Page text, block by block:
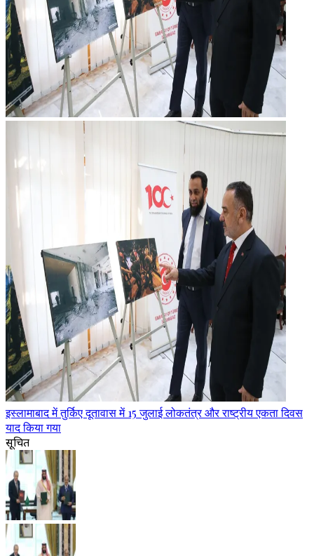
इस्लामाबाद में तुर्किए दूतावास में 15 जुलाई लोकतंत्र और राष्ट्रीय एकता दिवस
याद किया गया
सूचित